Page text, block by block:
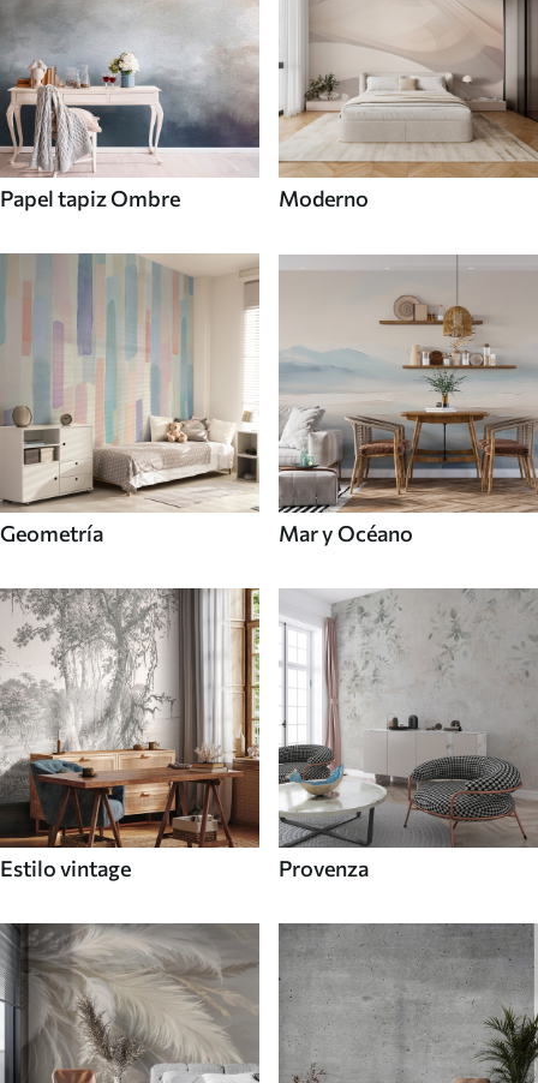
Papel tapiz Ombre Moderno
Geometría Mar y Océano
Estilo vintage Provenza